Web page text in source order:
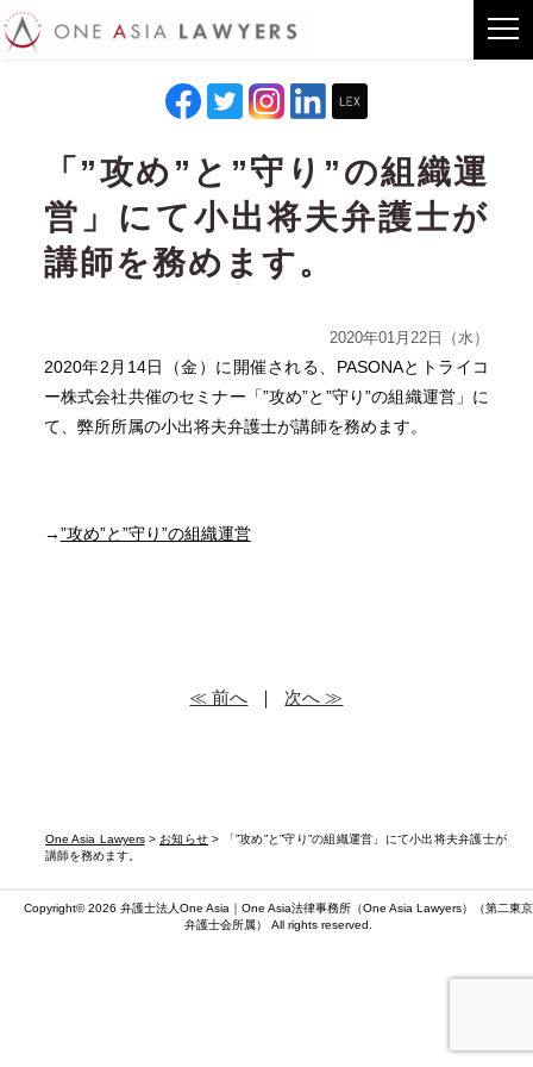
One Asia Lawyers> お知らせ > 「”攻め”と”守り”の組織運営」にて小出将夫弁護士が
講師を務めます。
「”攻め”と”守り”の組織運
営」にて小出将夫弁護士が
講師を務めます。
2020年01月22日（水）
2020年2月14日（金）に開催される、PASONAとトライコ
ー株式会社共催のセミナー「”攻め”と”守り”の組織運営」に
て、弊所所属の小出将夫弁護士が講師を務めます。
→”攻め”と”守り”の組織運営
≪ 前へ ｜ 次へ ≫
Copyright© 2026 弁護士法人One Asia｜One Asia法律事務所（One Asia Lawyers）（第二東京
弁護士会所属） All rights reserved.